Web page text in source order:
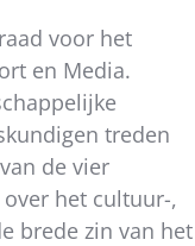
voor het
en Media.
treden
de vier
het cultuur-,
brede zin van het